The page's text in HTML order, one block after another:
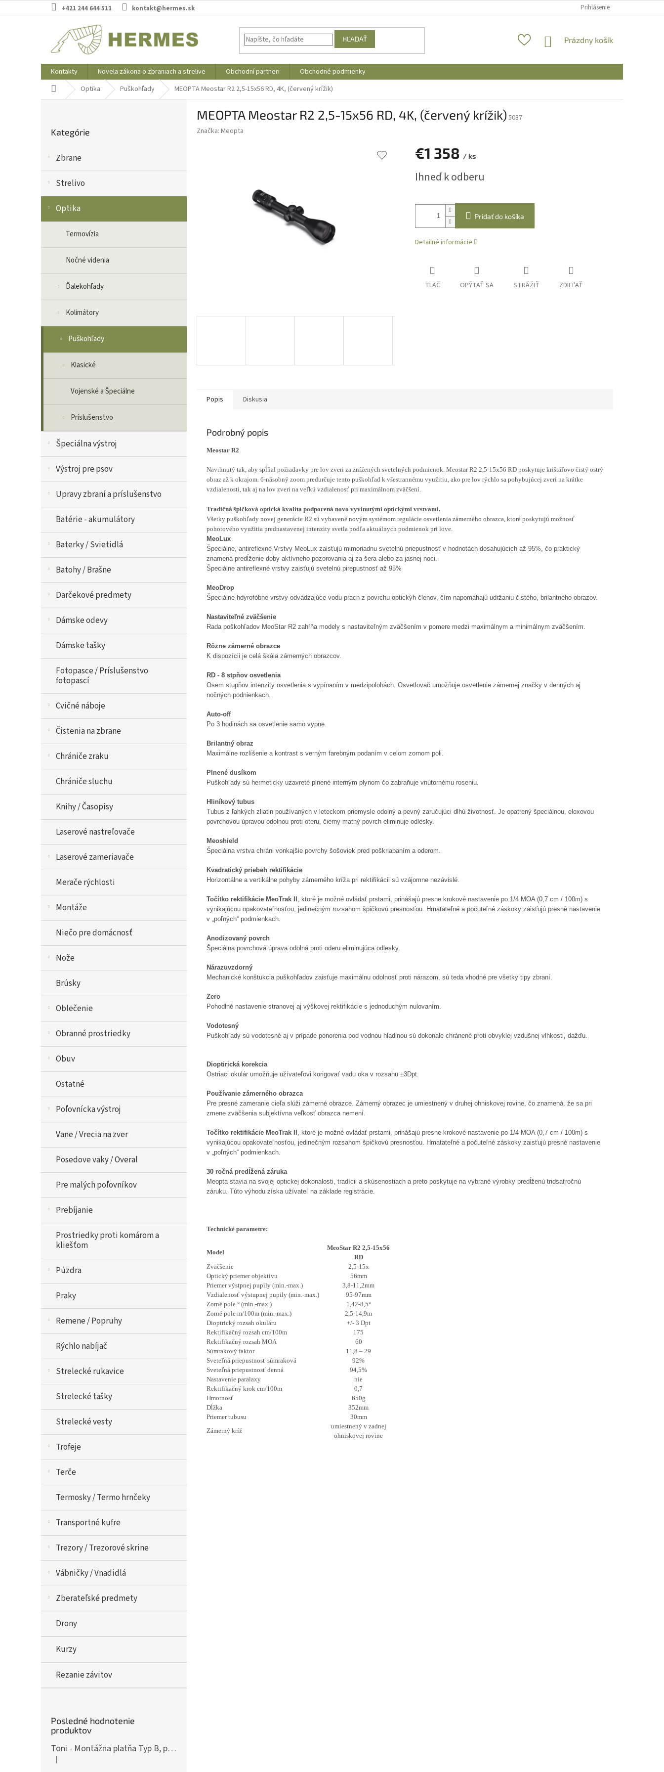
na
+421 244 644 511 kontakt@hermes.sk Prihlásenie
HĽADAŤ
NÁKUPNÝ
Prázdny košík
Kontakty Novela zákona o zbraniach a strelive Obchodní partneri
Obchodné podmienky
Domov Optika Puškohľady MEOPTA Meostar R2 2,5-15x56 RD, 4K, (červený krížik)
a
kategórie
Kategórie
Zbrane
Strelivo
Optika
Termovízia
Nočné videnia
Ďalekohľady
Kolimátory
Puškohľady
Klasické
Vojenské a Špeciálne
Príslušenstvo
Špeciálna výstroj
Výstroj pre psov
Upravy zbraní a príslušenstvo
Batérie - akumulátory
Baterky / Svietidlá
Batohy / Brašne
Darčekové predmety
Dámske odevy
Dámske tašky
Fotopasce / Príslušenstvo
fotopascí
Cvičné náboje
Čistenia na zbrane
Chrániče zraku
Chrániče sluchu
Knihy / Časopisy
Laserové nastreľovače
Laserové zameriavače
Merače rýchlosti
Montáže
Niečo pre domácnosť
Nože
Brúsky
Oblečenie
Obranné prostriedky
Obuv
Ostatné
Poľovnícka výstroj
Vane / Vrecia na zver
Posedove vaky / Overal
Pre malých poľovníkov
Prebíjanie
Prostriedky proti komárom a
kliešťom
Púzdra
Praky
Remene / Popruhy
Rýchlo nabíjač
Strelecké rukavice
Strelecké tašky
Strelecké vesty
Trofeje
Terče
Termosky / Termo hrnčeky
Transportné kufre
Trezory / Trezorové skrine
Vábničky / Vnadidlá
Zberateľské predmety
Drony
Kurzy
Rezanie závitov
Posledné hodnotenie
produktov
Toni - Montážna platňa Typ B, pre ČZ P-10, Art.: OPXCZP10B
Hodnotenie produktu je 5 z 5 hviezdičiek.
|
MEOPTA Meostar R2 2,5-15x56 RD, 4K, (červený krížik) 5037
Značka: Meopta
€1 358 / ks
cena:
Ihneď k odberu
Pridať do košíka
Detailné informácie
TLAČ OPÝTAŤ SA STRÁŽIŤ ZDIEĽAŤ
Popis Diskusia
Podrobný popis
Meostar R2
Navrhnutý tak, aby spĺňal požiadavky pre lov zveri za znížených svetelných podmienok. Meostar R2 2,5-15x56 RD poskytuje krištáľovo čistý ostrý
obraz až k okrajom. 6-násobný zoom predurčuje tento puškohľad k všestrannému využitiu, ako pre lov rýchlo sa pohybujúcej zveri na krátke
vzdialenosti, tak aj na lov zveri na veľkú vzdialenosť pri maximálnom zväčšení.
Tradičná špičková optická kvalita podporená novo vyvinutými optickými vrstvami.
Všetky puškohľady novej generácie R2 sú vybavené novým systémom regulácie osvetlenia zámerného obrazca, ktoré poskytujú možnosť
pohotového využitia prednastavenej intenzity svetla podľa aktuálnych podmienok pri love.
MeoLux
Špeciálne, antireflexné Vrstvy MeoLux zaisťujú mimoriadnu svetelnú priepustnosť v hodnotách dosahujúcich až 95%, čo praktický
znamená predĺženie doby aktívneho pozorovania aj za šera alebo za jasnej noci.
Špeciálne antireflexné vrstvy zaisťujú svetelnú pirepustnosť až 95%
MeoDrop
Špeciálne hdyrofóbne vrstvy odvádzajúce vodu prach z povrchu optickýh členov, čím napomáhajú udržaniu čistého, brilantného obrazov.
Nastaviteľné zväčšenie
Rada poškohľadov MeoStar R2 zahŕňa modely s nastaviteľným zväčšením v pomere medzi maximálnym a minimálnym zväčšením.
Rôzne zámerné obrazce
K dispozícii je celá škála zámerných obrazcov.
RD - 8 stpňov osvetlenia
Osem stupňov intenzity osvetlenia s vypínaním v medzipolohách. Osvetlovač umožňuje osvetlenie zámernej značky v denných aj
nočných podnienkach.
Auto-off
Po 3 hodinách sa osvetlenie samo vypne.
Brilantný obraz
Maximálne rozlíšenie a kontrast s verným farebným podaním v celom zornom poli.
Plnené dusíkom
Puškohľady sú hermeticky uzavreté plnené interným plynom čo zabraňuje vnútornému roseniu.
Hliníkový tubus
Tubus z ľahkých zliatin používaných v leteckom priemysle odolný a pevný zaručujúci dlhú životnosť. Je opatrený špeciálnou, eloxovou
povrchovou úpravou odolnou proti oteru, čierny matný povrch eliminuje odlesky.
Meoshield
Špeciálna vrstva chráni vonkajšie povrchy šošoviek pred poškriabaním a oderom.
Kvadratický priebeh rektifikácie
Horizontálne a vertikálne pohyby zámerného kríža pri rektifikácii sú vzájomne nezávislé.
Točítko rektifikácie MeoTrak II , ktoré je možné ovládať prstami, prinášajú presne krokové nastavenie po 1/4 MOA (0,7 cm / 100m) s
vynikajúcou opakovateľnosťou, jedinečným rozsahom špičkovú presnosťou. Hmatateľné a počuteľné záskoky zaisťujú presné nastavenie
v „poľných“ podmienkach.
Anodizovaný povrch
Špeciálna povrchová úprava odolná proti oderu eliminujúca odlesky.
Nárazuvzdorný
Mechanické konštukcia puškohľadov zaisťuje maximálnu odolnosť proti nárazom, sú teda vhodné pre všetky tipy zbraní.
Zero
Pohodlné nastavenie stranovej aj výškovej rektifikácie s jednoduchým nulovaním.
Vodotesný
Puškohľady sú vodotesné aj v prípade ponorenia pod vodnou hladinou sú dokonale chránené proti obvyklej vzdušnej vlhkosti, dažďu.
Dioptirická korekcia
Ostriaci okulár umožňuje užívateľovi korigovať vadu oka v rozsahu ±3Dpt.
Používanie zámerného obrazca
Pre presné zameranie cieľa slúži zámerné obrazce. Zámerný obrazec je umiestnený v druhej ohniskovej rovine, čo znamená, že sa pri
zmene zväčšenia subjektívna veľkosť obrazca nemení.
Točítko rektifikácie MeoTrak II , ktoré je možné ovládať prstami, prinášajú presne krokové nastavenie po 1/4 MOA (0,7 cm / 100m) s
vynikajúcou opakovateľnosťou, jedinečným rozsahom špičkovú presnosťou. Hmatateľné a počuteľné záskoky zaisťujú presné nastavenie
v „poľných“ podmienkach.
30 ročná predĺžená záruka
Meopta stavia na svojej optickej dokonalosti, tradícii a skúsenostiach a preto poskytuje na vybrané výrobky predĺženú tridsaťročnú
záruku. Túto výhodu získa užívateľ na základe registrácie.
Technické parametre:
Model
MeoStar R2 2,5-15x56
RD
Zväčšenie
2,5-15x
Optický priemer objektívu
56mm
Priemer výstpnej pupily (min.-max.)
3,8-11,2mm
Vzdialenosť výstupnej pupily (min.-max.)
95-97mm
Zorné pole ° (min.-max.)
1,42-8,5°
Zorné pole m/100m (min.-max.)
2,5-14,9m
Dioptrický rozsah okuláru
+/- 3 Dpt
Rektifikačný rozsah cm/100m
175
Rektifikačný rozsah MOA
60
Súmrakový faktor
11,8 – 29
Sveteľná priepustnosť súmraková
92%
Sveteľná priepustnosť denná
94,5%
Nastavenie paralaxy
nie
Rektifikačný krok cm/100m
0,7
Hmotnosť
650g
Dĺžka
352mm
Priemer tubusu
30mm
Zámerný kríž
umiestnený v zadnej
ohniskovej rovine